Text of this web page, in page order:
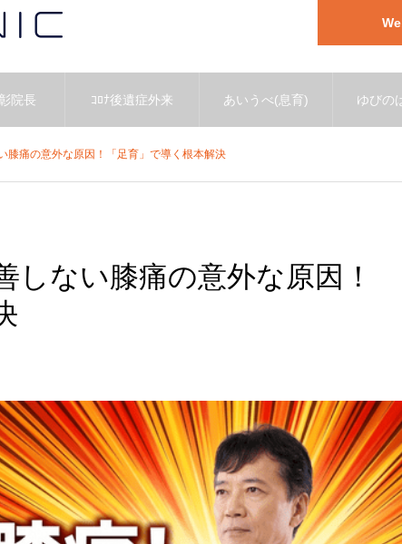
院長 ｺﾛﾅ後遺症外来 あいうべ(息育) ゆびの
膝痛の意外な原因！「足育」で導く根本解決
しない膝痛の意外な原因！